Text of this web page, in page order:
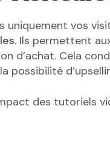
uniquement vos
. Ils permettent
d’achat. Cela
des tutoriels